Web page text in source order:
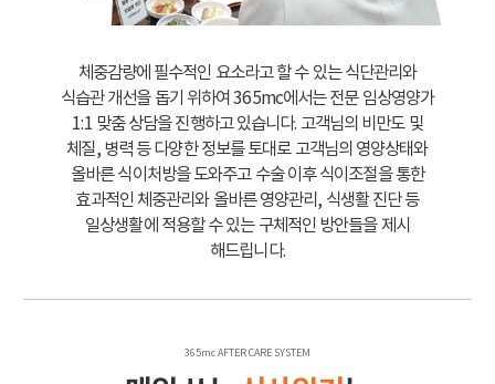
체중감량에 필수적인 요소라고 할 수 있는 식단관리와
식습관 개선을 돕기 위하여 365mc에서는 전문 임상영양가
1:1 맞춤 상담을 진행하고 있습니다. 고객님의 비만도 및
체질, 병력 등 다양한 정보를 토대로 고객님의 영양상태와
올바른 식이처방을 도와주고 수술 이후 식이조절을 통한
효과적인 체중관리와 올바른 영양관리, 식생활 진단 등
일상생활에 적용할 수 있는 구체적인 방안들을 제시
해드립니다.
365mc AFTER CARE SYSTEM